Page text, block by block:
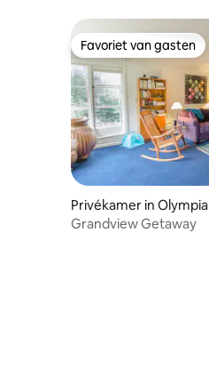
Favoriet van gasten
Favoriet van gasten
Privékamer in Olympia
Grandview Getaway